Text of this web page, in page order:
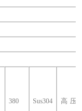
380 Sus304
高压